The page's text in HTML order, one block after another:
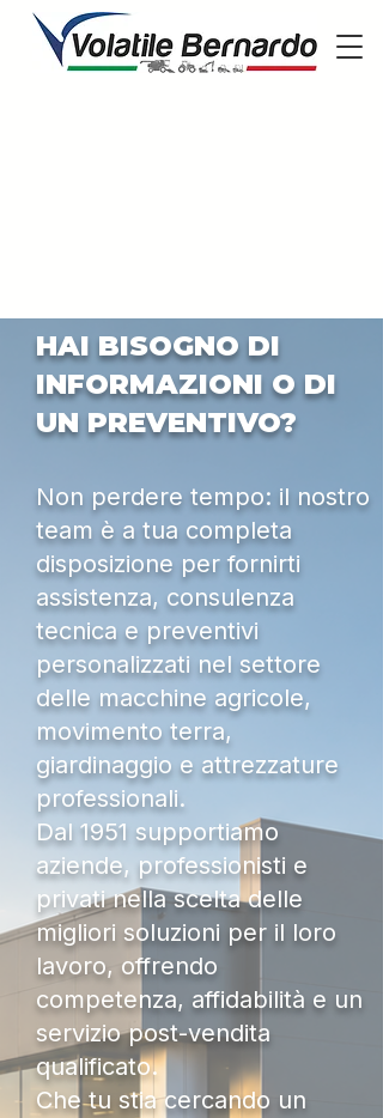
HAI BISOGNO DI
INFORMAZIONI O DI
UN PREVENTIVO?
Non perdere tempo: il nostro
team è a tua completa
disposizione per fornirti
assistenza, consulenza
tecnica e preventivi
personalizzati nel settore
delle macchine agricole,
movimento terra,
giardinaggio e attrezzature
professionali.
Dal 1951 supportiamo
aziende, professionisti e
privati nella scelta delle
migliori soluzioni per il loro
lavoro, offrendo
competenza, affidabilità e un
servizio post-vendita
qualificato.
Che tu stia cercando un